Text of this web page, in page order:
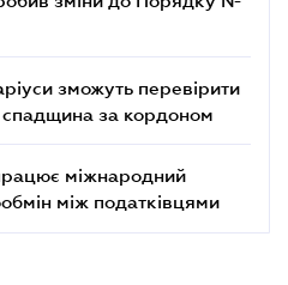
зможуть перевірити
спадщина за кордоном
міжнародний
між податківцями